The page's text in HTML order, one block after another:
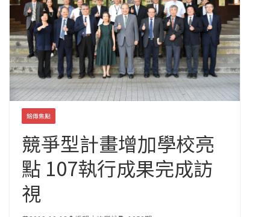
銘傳焦點
競爭型計畫增加學校亮
點 107執行成果完成訪
視